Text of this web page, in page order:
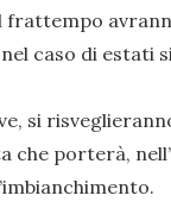
caso di estati
si
porterà,